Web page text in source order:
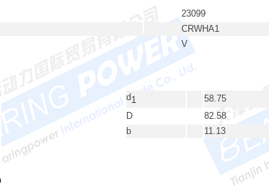
23099
CRWHA1
V
d1 58.75
D
82.58
b
11.13